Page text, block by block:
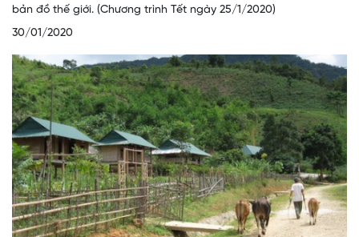
bản đồ thế giới. (Chương trình Tết ngày 25/1/2020)
30/01/2020